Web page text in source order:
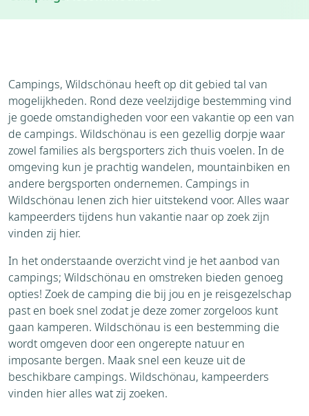
Brochure
Bezienswaardigheden
Omgeving
Campings, Wildschönau heeft op dit gebied tal van
mogelijkheden. Rond deze veelzijdige bestemming vind
je goede omstandigheden voor een vakantie op een van
de campings. Wildschönau is een gezellig dorpje waar
zowel families als bergsporters zich thuis voelen. In de
omgeving kun je prachtig wandelen, mountainbiken en
andere bergsporten ondernemen. Campings in
Wildschönau lenen zich hier uitstekend voor. Alles waar
kampeerders tijdens hun vakantie naar op zoek zijn
vinden zij hier.
In het onderstaande overzicht vind je het aanbod van
campings; Wildschönau en omstreken bieden genoeg
opties! Zoek de camping die bij jou en je reisgezelschap
past en boek snel zodat je deze zomer zorgeloos kunt
gaan kamperen. Wildschönau is een bestemming die
wordt omgeven door een ongerepte natuur en
imposante bergen. Maak snel een keuze uit de
beschikbare campings. Wildschönau, kampeerders
vinden hier alles wat zij zoeken.